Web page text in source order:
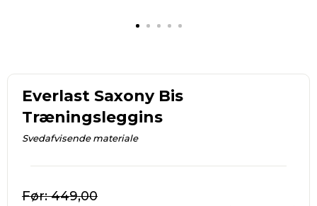
Everlast Saxony Bis
Træningsleggins
Svedafvisende materiale
449,00